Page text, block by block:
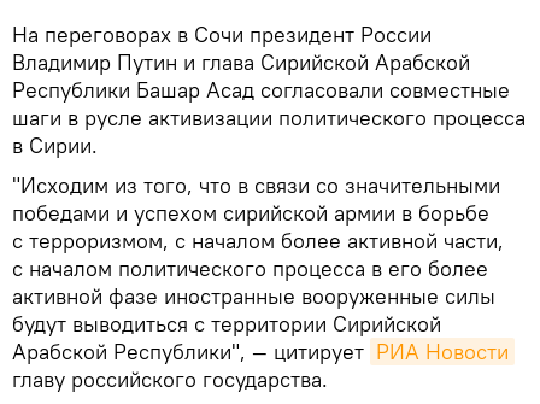
На переговорах в Сочи президент России
Владимир Путин и глава Сирийской Арабской
Республики Башар Асад согласовали совместные
шаги в русле активизации политического процесса
в Сирии.
"Исходим из того, что в связи со значительными
победами и успехом сирийской армии в борьбе
с терроризмом, с началом более активной части,
с началом политического процесса в его более
активной фазе иностранные вооруженные силы
будут выводиться с территории Сирийской
Арабской Республики", — цитирует РИА Новости
главу российского государства.